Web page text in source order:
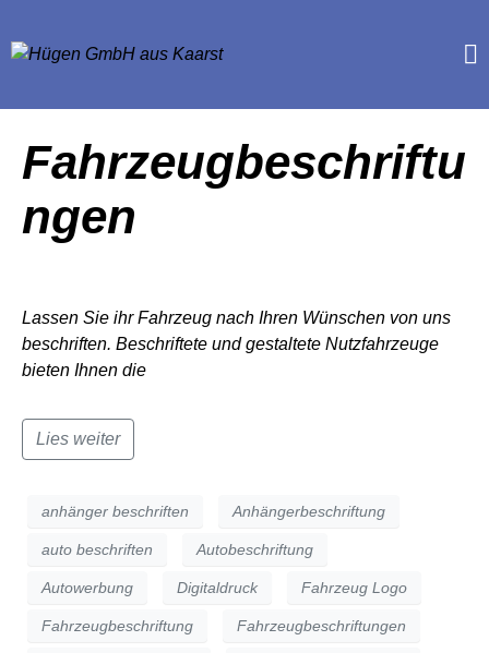
Fahrzeugbeschriftu
ngen
Lassen Sie ihr Fahrzeug nach Ihren Wünschen von uns
beschriften. Beschriftete und gestaltete Nutzfahrzeuge
bieten Ihnen die
Lies weiter
anhänger beschriften Anhängerbeschriftung
auto beschriften Autobeschriftung
Autowerbung Digitaldruck Fahrzeug Logo
Fahrzeugbeschriftung Fahrzeugbeschriftungen